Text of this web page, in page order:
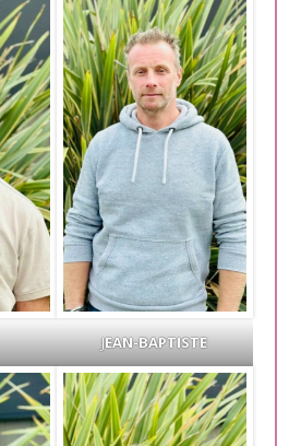
JEAN-BAPTISTE